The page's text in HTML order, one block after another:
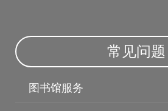
授权软体
常见问题
图书馆服务